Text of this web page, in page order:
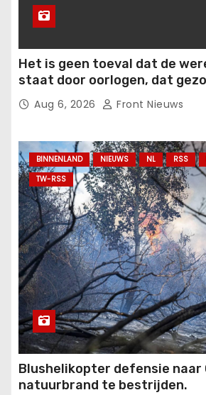
Het is geen toeval dat de
staat door oorlogen, dat
onbetaalbaar is geworden of
kwaliteit is, en dat er
Aug 6, 2026 Front Nieuws
BINNENLAND NIEUWS NL RSS
TW-RSS
Blushelikopter defensie naar
natuurbrand te bestrijden.